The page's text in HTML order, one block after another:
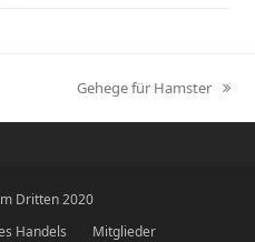
Nächster
Beitrag:
Gehege für Hamster
Dritten 2020
Handels Mitglieder